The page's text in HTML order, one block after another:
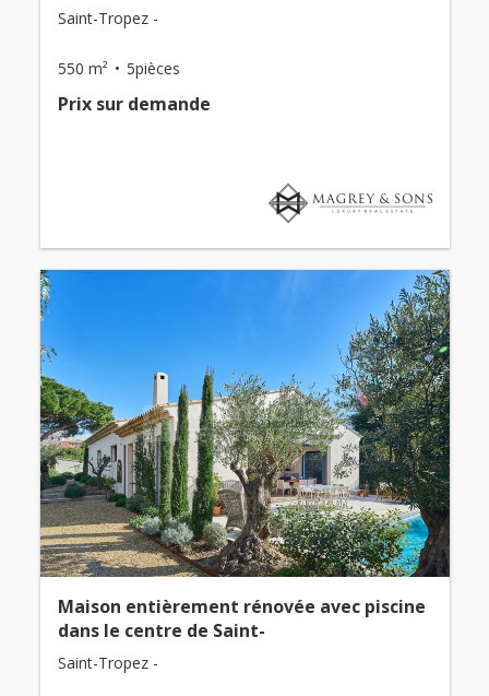
Saint-Tropez -
550 m² 5pièces
Prix ​​sur demande
Maison entièrement rénovée avec piscine
dans le centre de Saint-
Saint-Tropez -